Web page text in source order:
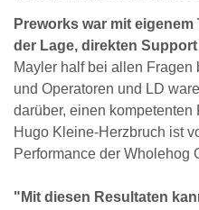
Preworks war mit
der Lage, direkten
Mayler half bei allen
und Operatoren und LD
darüber, einen kompetenten
Hugo Kleine-Herzbruch ist
Performance der Wholehog
"Mit diesen Resultaten